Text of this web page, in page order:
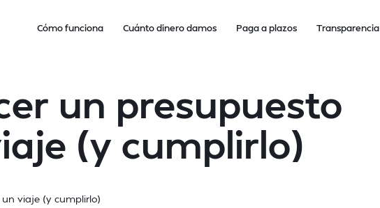
Cómo funciona Cuánto dinero damos Paga a plazos Transparencia
un presupuesto
(y cumplirlo)